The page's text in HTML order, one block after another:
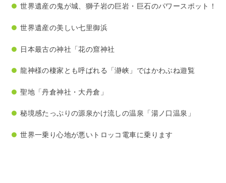
世界遺産の鬼が城、獅子岩の巨岩・巨石のパワースポット！
世界遺産の美しい七里御浜
日本最古の神社「花の窟神社
龍神様の棲家とも呼ばれる「瀞峡」ではかわぶね遊覧
聖地「丹倉神社・大丹倉」
秘境感たっぷりの源泉かけ流しの温泉「湯ノ口温泉」
世界一乗り心地が悪いトロッコ電車に乗ります